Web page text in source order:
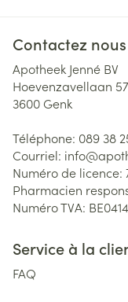
Contactez nous
Apotheek Jenné BV
Hoevenzavellaan 57
3600 Genk
Téléphone: 089 38
Courriel: info@
Numéro de licence:
Pharmacien
Numéro TVA:
Service à la
FAQ